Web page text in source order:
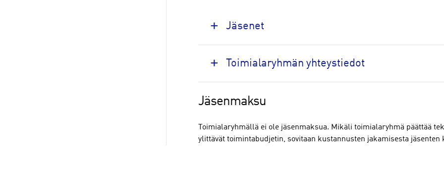
Jäsenet
Toimialaryhmän yhteystiedot
Jäsenmaksu
Toimialaryhmällä ei ole jäsenmaksua. Mikäli toimialaryhmä päättää
ylittävät toimintabudjetin, sovitaan kustannusten jakamisesta jäsenten